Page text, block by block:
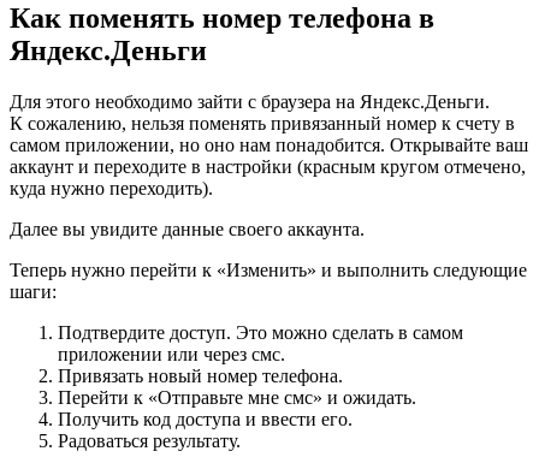
Как поменять номер телефона в
Яндекс.Деньги
Для этого необходимо зайти с браузера на Яндекс.Деньги.
К сожалению, нельзя поменять привязанный номер к счету в
самом приложении, но оно нам понадобится. Открывайте ваш
аккаунт и переходите в настройки (красным кругом отмечено,
куда нужно переходить).
Далее вы увидите данные своего аккаунта.
Теперь нужно перейти к «Изменить» и выполнить следующие
шаги:
Подтвердите доступ. Это можно сделать в самом
приложении или через смс.
Привязать новый номер телефона.
Перейти к «Отправьте мне смс» и ожидать.
Получить код доступа и ввести его.
Радоваться результату.